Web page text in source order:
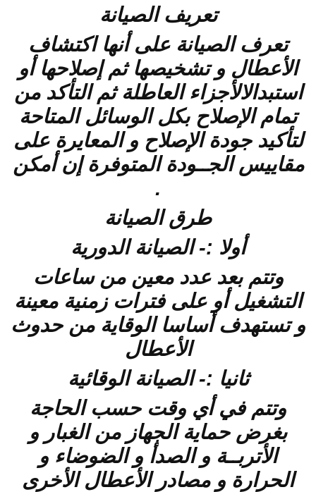
تعريف الصيانة
تعرف الصيانة على أنها اكتشاف
الأعطال و تشخيصها ثم إصلاحها أو
استبدالالأجزاء العاطلة ثم التأكد من
تمام الإصلاح بكل الوسائل المتاحة
لتأكيد جودة الإصلاح و المعايرة على
مقاييس الجــودة المتوفرة إن أمكن
.
طرق الصيانة
أولا :- الصيانة الدورية
وتتم بعد عدد معين من ساعات
التشغيل أو على فترات زمنية معينة
و تستهدف أساسا الوقاية من حدوث
الأعطال
ثانيا :- الصيانة الوقائية
وتتم في أي وقت حسب الحاجة
بغرض حماية الجهاز من الغبار و
الأتربــة و الصدأ و الضوضاء و
الحرارة و مصادر الأعطال الأخرى